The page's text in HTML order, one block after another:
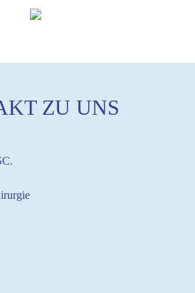
ZU UNS